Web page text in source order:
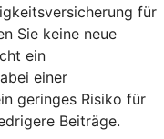
für
Sie keine neue
ein
einer
geringes Risiko für
Beiträge.